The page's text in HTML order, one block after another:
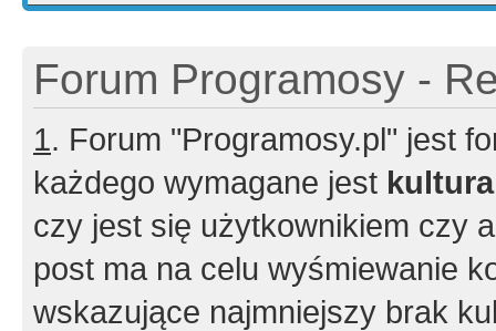
Forum Programosy -
1. Forum "Programosy.pl" jest
każdego wymagane jest
czy jest się użytkownikiem czy
post ma na celu wyśmiewanie
wskazujące najmniejszy brak